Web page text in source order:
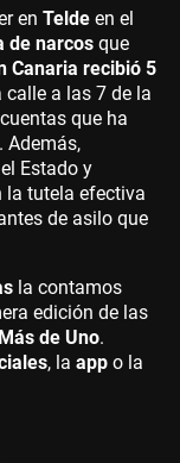
en Telde en el
de narcos que
Canaria recibió 5
a las 7 de la
que ha
. Además,
Estado y
la tutela efectiva
de asilo que
la contamos
edición de las
Más de Uno.
, la app o la